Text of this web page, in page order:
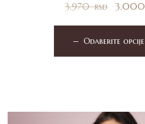
3.970rsd 3.000
Odaberite opcije